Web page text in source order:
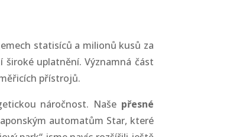
statisíců a milionů kusů za
široké uplatnění. Významná část
přístrojů.
náročnost. Našepřesné
automatům Star, které